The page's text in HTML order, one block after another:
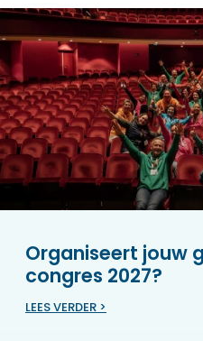
Organiseert jouw
congres 2027?
LEES VERDER >